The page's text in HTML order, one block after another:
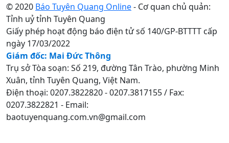
© 2020 Báo Tuyên Quang Online- Cơ quan chủ quản:
Tỉnh uỷ tỉnh Tuyên Quang
Giấy phép hoạt động báo điện tử số 140/GP-BTTTT cấp
ngày 17/03/2022
Giám đốc: Mai Đức Thông
Trụ sở Tòa soạn: Số 219, đường Tân Trào, phường Minh
Xuân, tỉnh Tuyên Quang, Việt Nam.
Điện thoại: 0207.3822820 - 0207.3817155 / Fax:
0207.3822821 - Email:
baotuyenquang.com.vn@gmail.com